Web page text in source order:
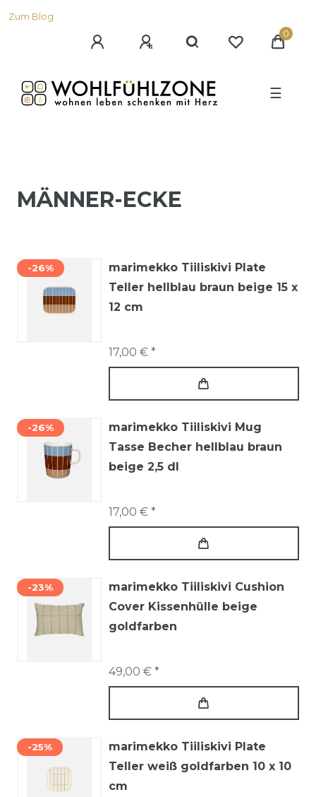
Zum Blog
0
☰
MÄNNER-ECKE
-26%
marimekko Tiiliskivi Plate
Teller hellblau braun beige 15 x
12 cm
17,00 € *
-26%
marimekko Tiiliskivi Mug
Tasse Becher hellblau braun
beige 2,5 dl
17,00 € *
-23%
marimekko Tiiliskivi Cushion
Cover Kissenhülle beige
goldfarben
49,00 € *
-25%
marimekko Tiiliskivi Plate
Teller weiß goldfarben 10 x 10
cm